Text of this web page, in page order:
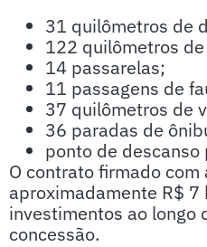
31 quilômetros de
122 quilômetros
14 passarelas;
11 passagens de
37 quilômetros de
36 paradas de
ponto de descanso
O contrato firmado com
aproximadamente R$ 7
investimentos ao longo
concessão.